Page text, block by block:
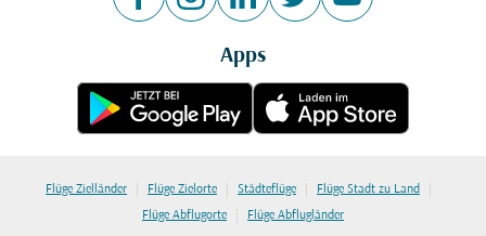
Apps
Flüge Zielländer | Flüge Zielorte | Städteflüge | Flüge Stadt zu Land |
Flüge Abflugorte | Flüge Abflugländer